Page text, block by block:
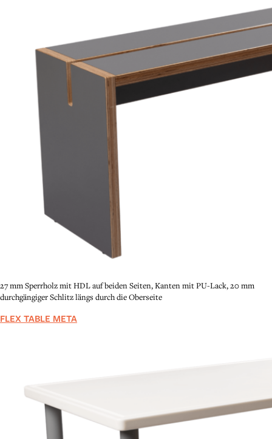
27 mm Sperrholz mit HDL auf beiden Seiten, Kanten mit PU-Lack, 20 mm
durchgängiger Schlitz längs durch die Oberseite
FLEX TABLE META